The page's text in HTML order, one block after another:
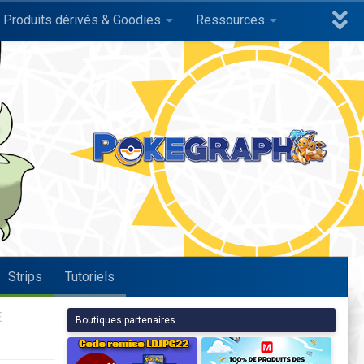
Produits dérivés & Goodies Ressources
Strips Tutoriels
Boutiques partenaires